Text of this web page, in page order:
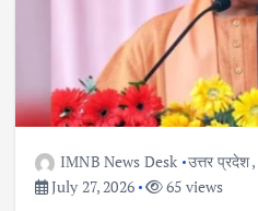
IMNB News Desk उत्तर प्रदेश,
July 27, 2026
65 views